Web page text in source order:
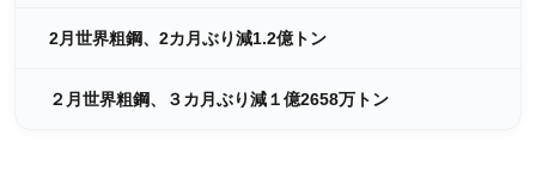
2月世界粗鋼、2カ月ぶり減1.2億トン
２月世界粗鋼、３カ月ぶり減１億2658万トン